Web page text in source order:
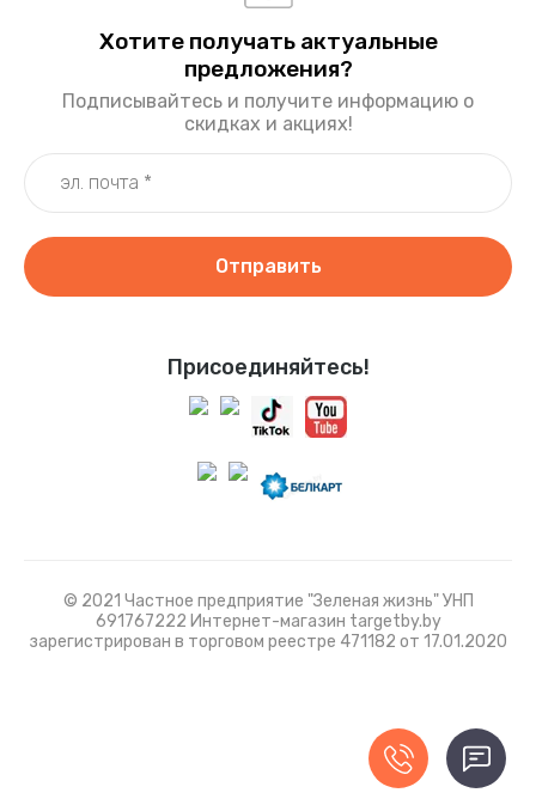
Присоединяйтесь!
Хотите получать актуальные
предложения?
Подписывайтесь и получите информацию о
скидках и акциях!
Отправить
© 2021 Частное предприятие "Зеленая жизнь" УНП
691767222 Интернет-магазин targetby.by
зарегистрирован в торговом реестре 471182 от 17.01.2020